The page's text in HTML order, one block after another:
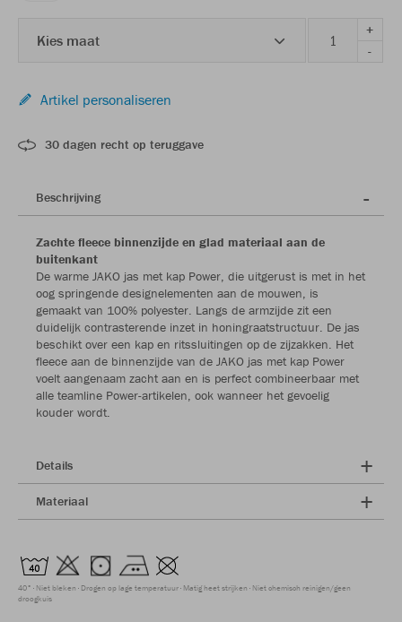
Kies maat
+
-
Artikel personaliseren
30 dagen recht op teruggave
Beschrijving
Zachte fleece binnenzijde en glad materiaal aan de
buitenkant
De warme JAKO jas met kap Power, die uitgerust is met in het
oog springende designelementen aan de mouwen, is
gemaakt van 100% polyester. Langs de armzijde zit een
duidelijk contrasterende inzet in honingraatstructuur. De jas
beschikt over een kap en ritssluitingen op de zijzakken. Het
fleece aan de binnenzijde van de JAKO jas met kap Power
voelt aangenaam zacht aan en is perfect combineerbaar met
alle teamline Power-artikelen, ook wanneer het gevoelig
kouder wordt.
Details
Materiaal
40° Niet bleken Drogen op lage temperatuur Matig heet strijken Niet chemisch reinigen/geen
droogkuis